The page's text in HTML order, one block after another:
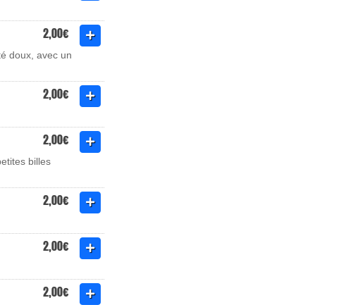
2,00€
doux, avec un
2,00€
2,00€
billes
2,00€
2,00€
2,00€